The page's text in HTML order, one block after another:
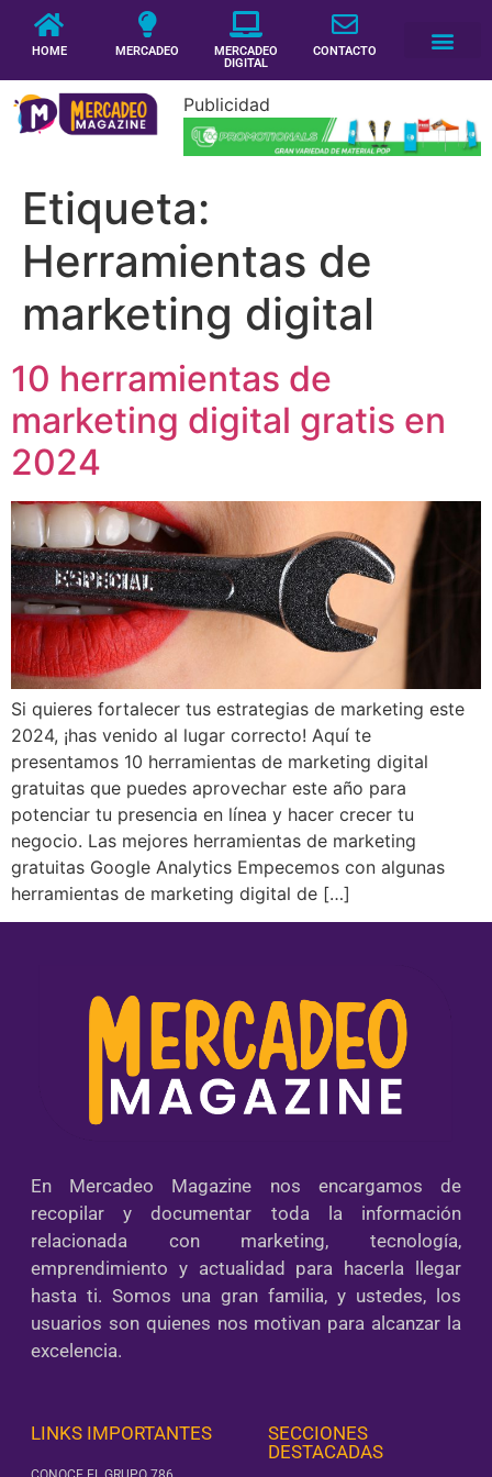
HOME MERCADEO
MERCADEO
DIGITAL
CONTACTO
Publicidad
Etiqueta:
Herramientas de
marketing digital
10 herramientas de
marketing digital gratis en
2024
Si quieres fortalecer tus estrategias de marketing este
2024, ¡has venido al lugar correcto! Aquí te
presentamos 10 herramientas de marketing digital
gratuitas que puedes aprovechar este año para
potenciar tu presencia en línea y hacer crecer tu
negocio. Las mejores herramientas de marketing
gratuitas Google Analytics Empecemos con algunas
herramientas de marketing digital de […]
En Mercadeo Magazine nos encargamos de
recopilar y documentar toda la información
relacionada con marketing, tecnología,
emprendimiento y actualidad para hacerla llegar
hasta ti. Somos una gran familia, y ustedes, los
usuarios son quienes nos motivan para alcanzar la
excelencia.
LINKS IMPORTANTES
SECCIONES
DESTACADAS